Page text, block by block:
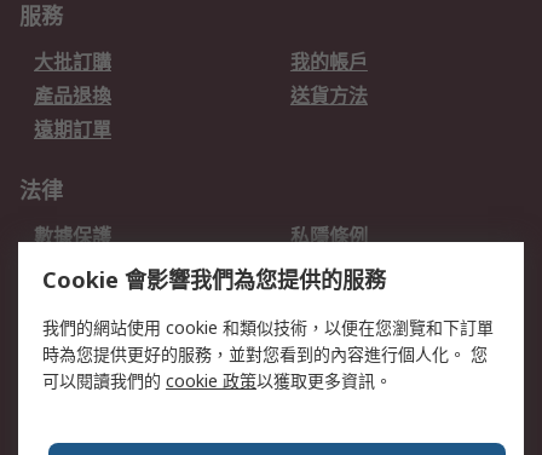
服務
大批訂購
我的帳戶
產品退換
送貨方法
遠期訂單
法律
數據保護
私隱條例
網站條款
郵件安全
關於RS
全球辦事處
加入我們
Cookie 會影響我們為您提供的服務
我們的網站使用 cookie 和類似技術，以便在您瀏覽和下訂單
時為您提供更好的服務，並對您看到的內容進行個人化。 您
可以閱讀我們的 cookie 政策以獲取更多資訊。